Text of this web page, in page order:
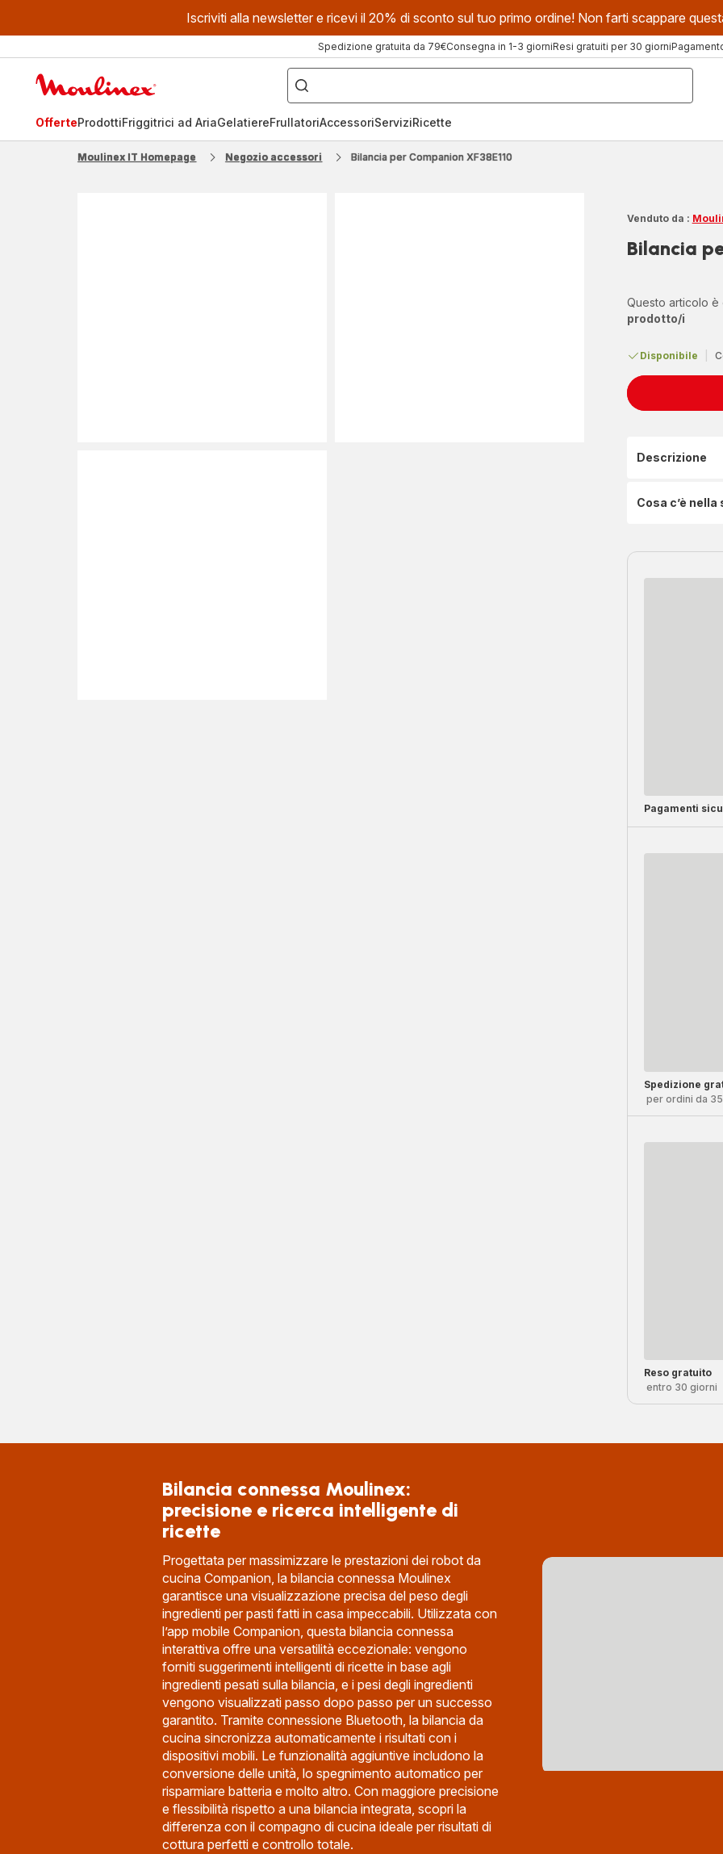
Iscriviti alla newsletter e ricevi il 20% di sconto sul tuo primo ordine! Non farti scappare
Spedizione gratuita da 79€Consegna in 1-3 giorniResi gratuiti per 30 giorni
Cosa
stai
cercando?
OfferteProdottiFriggitrici ad AriaGelatiereFrullatoriAccessoriServiziRicette
Moulinex IT Homepage Negozio accessori Bilancia per Companion XF38E110
Venduto da :
Bilancia
Questo articolo
prodotto/i
Disponibile
Descrizione
Cosa c’è
Pagamenti
Spedizione
per ordini da
Reso gratuito
entro 30 giorni
Bilancia connessa Moulinex:
precisione e ricerca intelligente di
ricette
Progettata per massimizzare le prestazioni dei robot da
cucina Companion, la bilancia connessa Moulinex
garantisce una visualizzazione precisa del peso degli
ingredienti per pasti fatti in casa impeccabili. Utilizzata con
l’app mobile Companion, questa bilancia connessa
interattiva offre una versatilità eccezionale: vengono
forniti suggerimenti intelligenti di ricette in base agli
ingredienti pesati sulla bilancia, e i pesi degli ingredienti
vengono visualizzati passo dopo passo per un successo
garantito. Tramite connessione Bluetooth, la bilancia da
cucina sincronizza automaticamente i risultati con i
dispositivi mobili. Le funzionalità aggiuntive includono la
conversione delle unità, lo spegnimento automatico per
risparmiare batteria e molto altro. Con maggiore precisione
e flessibilità rispetto a una bilancia integrata, scopri la
differenza con il compagno di cucina ideale per risultati di
cottura perfetti e controllo totale.